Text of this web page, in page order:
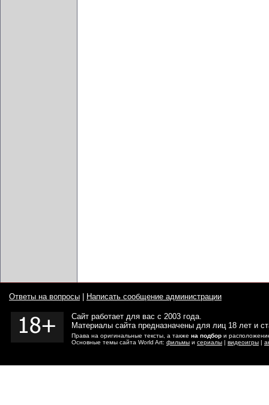
Ответы на вопросы Написать сообщение администрации
Сайт работает для вас с 2003 года.
Материалы сайта предназначены для лиц 18 лет и
Права на оригинальные тексты, а также на подбор и
Основные темы сайта World Art: фильмы и сериалы | видеоигры |